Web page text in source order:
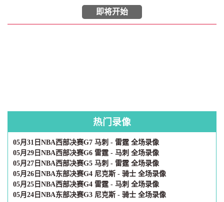
即将开始
热门录像
05月31日NBA西部决赛G7 马刺 - 雷霆 全场录像
05月29日NBA西部决赛G6 雷霆 - 马刺 全场录像
05月27日NBA西部决赛G5 马刺 - 雷霆 全场录像
05月26日NBA东部决赛G4 尼克斯 - 骑士 全场录像
05月25日NBA西部决赛G4 雷霆 - 马刺 全场录像
05月24日NBA东部决赛G3 尼克斯 - 骑士 全场录像